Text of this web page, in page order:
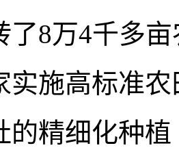
了8万4千多
实施高标准
的精细化种植